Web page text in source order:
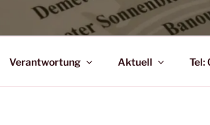
Verantwortung Aktuell Tel: